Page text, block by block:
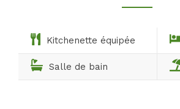
Kitchenette équipée
Salle de bain